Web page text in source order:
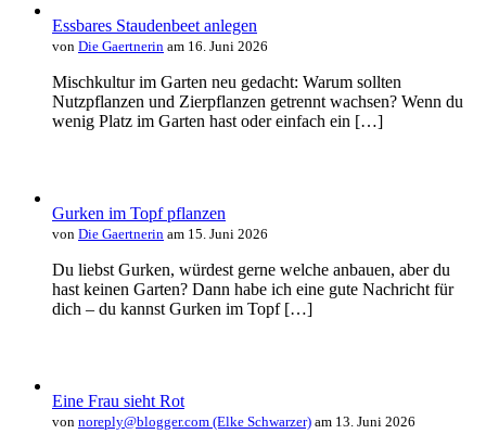
Essbares Staudenbeet anlegen
von Die Gaertnerin am 16. Juni 2026
Mischkultur im Garten neu gedacht: Warum sollten
Nutzpflanzen und Zierpflanzen getrennt wachsen? Wenn du
wenig Platz im Garten hast oder einfach ein […]
Gurken im Topf pflanzen
von Die Gaertnerin am 15. Juni 2026
Du liebst Gurken, würdest gerne welche anbauen, aber du
hast keinen Garten? Dann habe ich eine gute Nachricht für
dich – du kannst Gurken im Topf […]
Eine Frau sieht Rot
von noreply@blogger.com (Elke Schwarzer) am 13. Juni 2026